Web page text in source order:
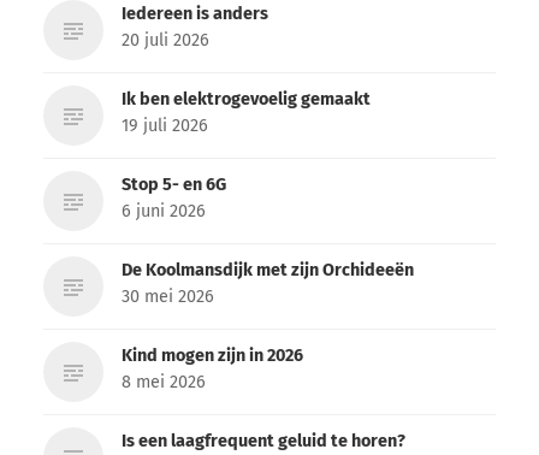
Iedereen is anders
20 juli 2026
Ik ben elektrogevoelig gemaakt
19 juli 2026
Stop 5- en 6G
6 juni 2026
De Koolmansdijk met zijn Orchideeën
30 mei 2026
Kind mogen zijn in 2026
8 mei 2026
Is een laagfrequent geluid te horen?